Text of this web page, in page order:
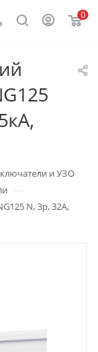
0
и УЗО
—
N, 3p, 32А,